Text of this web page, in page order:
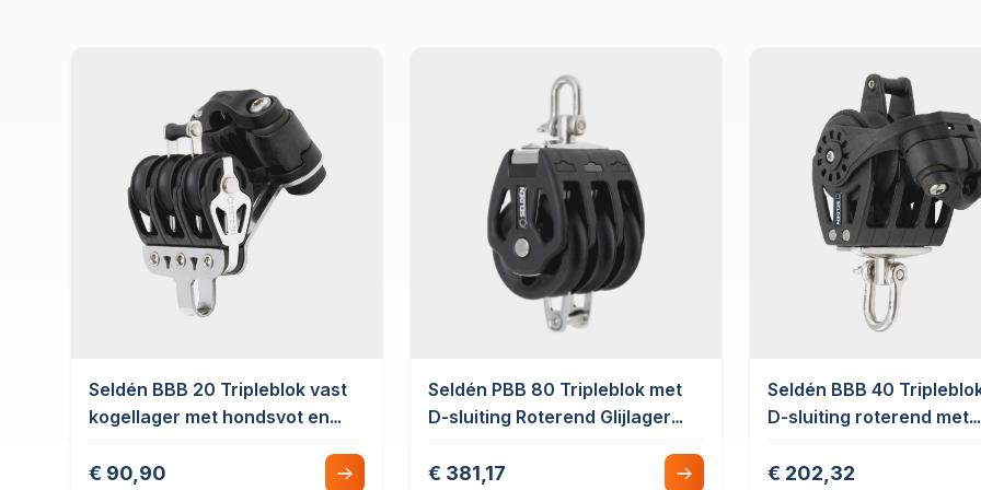
Seldén BBB 20 Tripleblok vast
kogellager met hondsvot en
€ 90,90
Seldén PBB 80 Tripleblok met
D-sluiting Roterend Glijlager
€ 381,17
Seldén BBB 40
D-sluiting roterend met
€ 202,32